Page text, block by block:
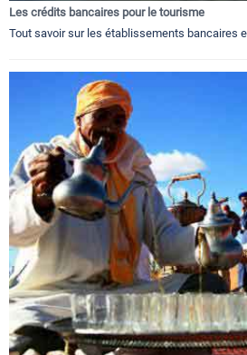
Les crédits bancaires pour le tourisme
Tout savoir sur les établissements bancaires